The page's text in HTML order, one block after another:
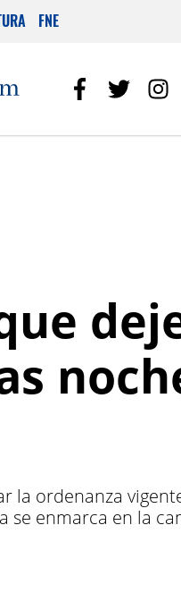
FNE
la ordenanza
enmarca en la